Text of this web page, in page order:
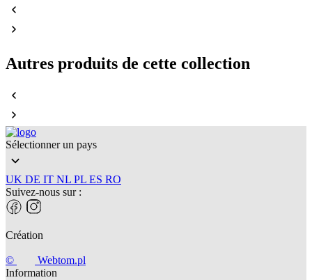
Autres produits de cette collection
Sélectionner un pays
UK DE IT NL PL ES RO
Suivez-nous sur :
Création
©
Webtom.pl
Information